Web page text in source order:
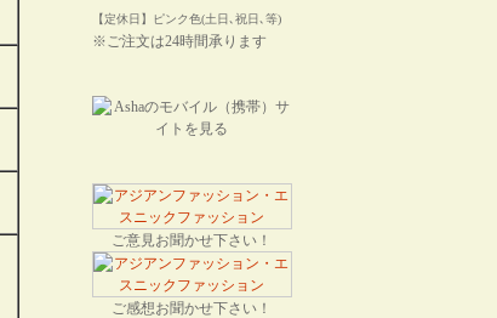
【定休日】ピンク色(土日､祝日､等)
※ご注文は24時間承ります
ご意見お聞かせ下さい！
ご感想お聞かせ下さい！